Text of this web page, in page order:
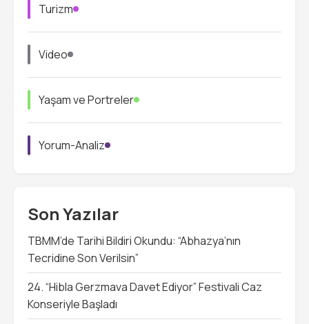
Turizm
Video
Yaşam ve Portreler
Yorum-Analiz
Son Yazılar
TBMM’de Tarihi Bildiri Okundu: “Abhazya’nın
Tecridine Son Verilsin”
24. “Hibla Gerzmava Davet Ediyor” Festivali Caz
Konseriyle Başladı